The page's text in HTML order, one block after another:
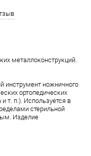
металлоконструкций.
инструмент ножничного
ортопедических
т. п.). Используется в
стерильной
Изделие